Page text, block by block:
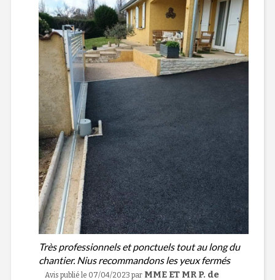
Très professionnels et ponctuels tout au long du
chantier. Nius recommandons les yeux fermés
Avis publié le 07/04/2023 par MME ET MR P. de